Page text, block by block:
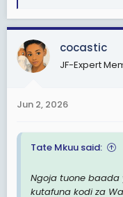
a
c
t
i
o
s
cocastic
JF-Expert
Jun 2, 2026
Tate Mkuu said:
Ngoja tuone
kutafuna kodi za